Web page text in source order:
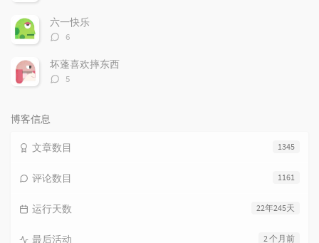
数：
六一快乐
评
数：
6
坏蓬喜欢摔东西
评
5
博客信息
1345
文章数目
1161
评论数目
22年245天
运行天数
2 个月前
最后活动